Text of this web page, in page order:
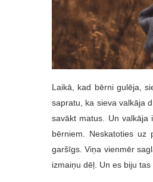
Laikā, kad bērni gulēja,
sapratu, ka sieva valkāja
savākt matus. Un
bērniem. Neskatoties
garšīgs. Viņa vienmēr
izmaiņu dēļ. Un es biju tas